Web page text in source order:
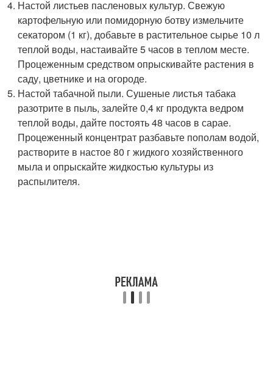
Настой листьев пасленовых культур. Свежую
картофельную или помидорную ботву измельчите
секатором (1 кг), добавьте в растительное сырье 10 л
теплой воды, настаивайте 5 часов в теплом месте.
Процеженным средством опрыскивайте растения в
саду, цветнике и на огороде.
Настой табачной пыли. Сушеные листья табака
разотрите в пыль, залейте 0,4 кг продукта ведром
теплой воды, дайте постоять 48 часов в сарае.
Процеженный концентрат разбавьте пополам водой,
растворите в настое 80 г жидкого хозяйственного
мыла и опрыскайте жидкостью культуры из
распылителя.